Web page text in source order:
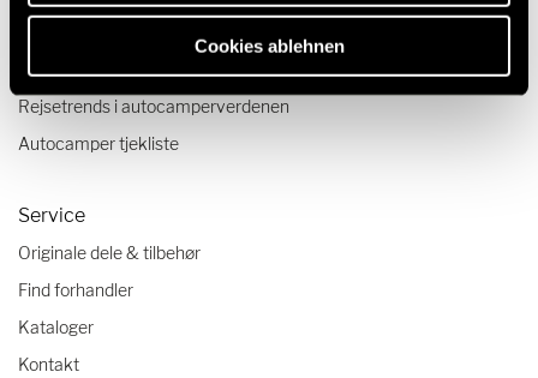
Cookies ablehnen
Rejsetips
Rejsetrends i autocamperverdenen
Autocamper tjekliste
Service
Originale dele & tilbehør
Find forhandler
Kataloger
Kontakt